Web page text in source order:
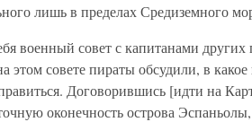
лишь в пределах Средиземного
военный совет с капитанами
совете пираты обсудили, в какое
Договорившись [идти на
оконечность острова